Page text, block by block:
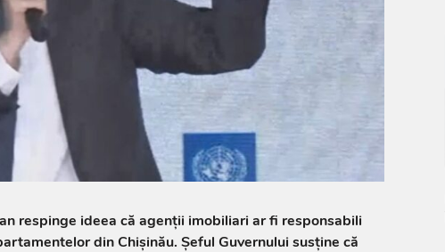
respinge ideea că agenții imobiliari ar fi responsabili
din Chișinău. Șeful Guvernului susține că